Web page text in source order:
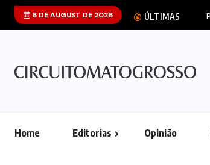
6 DE AUGUST DE 2026 ÚLTIMAS
Home Editorias Opinião